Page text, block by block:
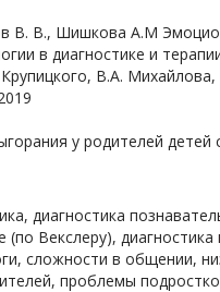
В. В., Шишкова А.М
в диагностике и
В.А.
у родителей детей
диагностика
Векслеру),
сложности в общении,
проблемы